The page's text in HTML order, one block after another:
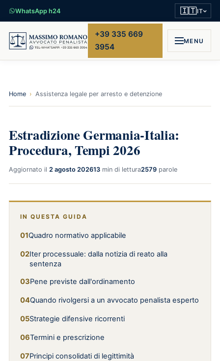
WhatsApp h24 🇮🇹IT
+39 335 669
3954
MENU
Home › Assistenza legale per arresto e detenzione
Estradizione Germania-Italia:
Procedura, Tempi 2026
Aggiornato il 2 agosto 202613 min di lettura2579 parole
IN QUESTA GUIDA
Quadro normativo applicabile
Iter processuale: dalla notizia di reato alla
sentenza
Pene previste dall'ordinamento
Quando rivolgersi a un avvocato penalista esperto
Strategie difensive ricorrenti
Termini e prescrizione
Principi consolidati di legittimità